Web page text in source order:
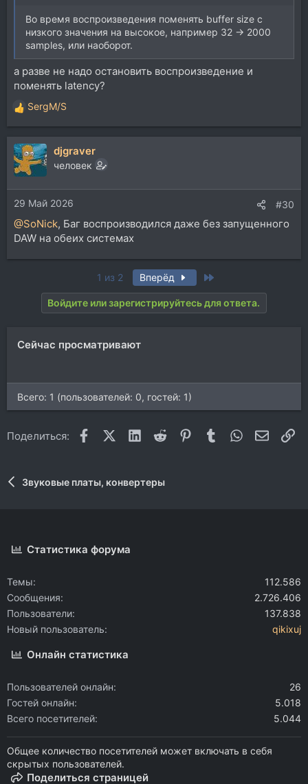
Во время воспроизведения поменять buffer size с
низкого значения на высокое, например 32 → 2000
samples, или наоборот.
а разве не надо остановить воспроизведение и
поменять latency?
Р
е
а
к
ц
и
и
:
SergM/S
djgraver
человек
29 Май 2026 #30
@SoNick, Баг воспроизводился даже без запущенного
DAW на обеих системах
1 из 2 Вперёд
Войдите или зарегистрируйтесь для ответа.
Сейчас просматривают
Всего: 1 (пользователей: 0, гостей: 1)
Поделиться: FacebookX (Twitter)
LinkedIn
Reddit Pinterest
Tumblr WhatsApp
Звуковые платы, конвертеры
Статистика форума
Темы
112.586
Сообщения
2.726.406
Пользователи
137.838
Новый пользователь
qikixuj
Онлайн статистика
Пользователей онлайн
26
Гостей онлайн
5.018
Всего посетителей
5.044
Общее количество посетителей может включать в себя
скрытых пользователей.
Поделиться страницей